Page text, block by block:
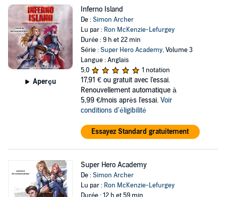
Aperçu
Inferno Island
De :Simon Archer
Lu par : Ron McKenzie-Lefurgey
Durée : 9 h et 22 min
Série :Super Hero Academy, Volume 3
Langue : Anglais
5,0
1 notation
17,91 € ou gratuit avec l'essai.
Renouvellement automatique à
5,99 €/mois après l'essai. Voir
conditions d'éligibilité
Essayez Standard gratuitement
Super Hero Academy
De :Simon Archer
Lu par : Ron McKenzie-Lefurgey